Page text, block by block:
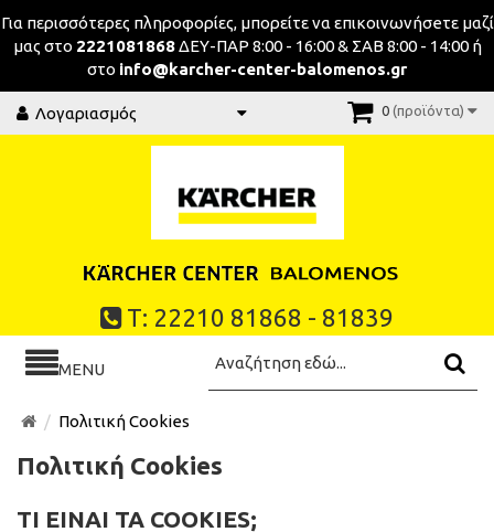
Για περισσότερες πληροφορίες, μπορείτε να επικοινωνήσeτε μαζί
μας στο 2221081868ΔΕΥ-ΠΑΡ 8:00 - 16:00 & ΣΑΒ 8:00 - 14:00 ή
στο info@karcher-center-balomenos.gr
Λογαριασμός 0 (προϊόντα)
Τ: 22210 81868 - 81839
MENU
Πολιτική Cookies
Πολιτική Cookies
ΤΙ ΕΙΝΑΙ ΤΑ COOKIES;